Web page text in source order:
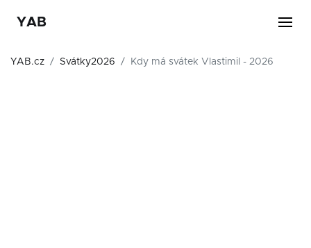
YAB
YAB.cz Svátky2026 Kdy má svátek Vlastimil - 2026